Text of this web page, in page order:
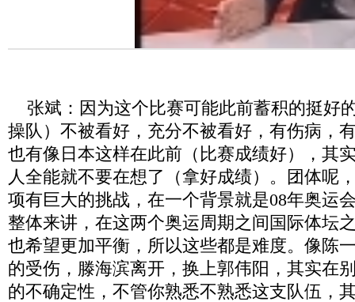
张斌：因为这个比赛可能此前蓄积的挺好
操队）不被看好，充分不被看好，有伤病，
也有像日本这样在此前（比赛成绩好），其
人全能就不要在想了（拿好成绩）。团体呢
项有巨大的挑战，在一个背景就是08年奥运
整体来讲，在这两个奥运周期之间国际体坛
也希望更加平衡，所以这些都是难度。像陈
的受伤，滕海滨离开，换上郭伟阳，其实在
的不确定性，不管你熟悉不熟悉这支队伍，